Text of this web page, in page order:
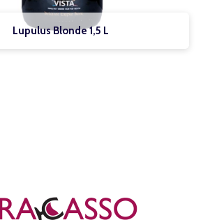
Lupulus Blonde 1,5 L